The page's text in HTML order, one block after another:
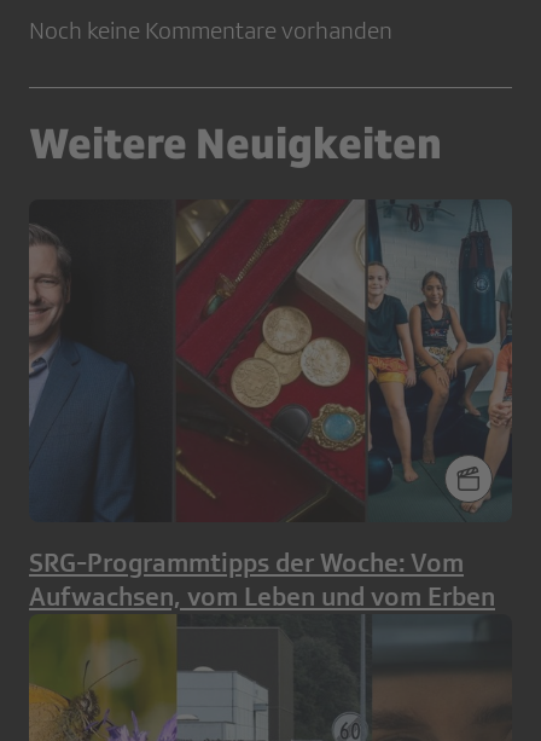
Noch keine Kommentare vorhanden
Weitere Neuigkeiten
SRG-Programmtipps der Woche: Vom
Aufwachsen, vom Leben und vom Erben